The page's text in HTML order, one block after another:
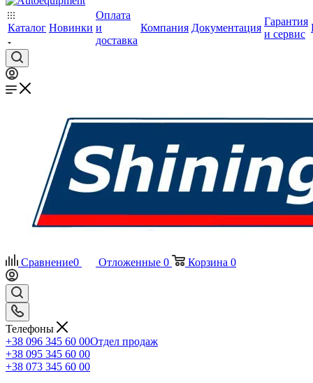
Каталог Новинки
Оплата
и
доставка
Компания Документация
Гарантия
и сервис
Сравнение0 Отложенные 0 Корзина 0
Телефоны
+38 096 345 60 00Отдел продаж
+38 095 345 60 00
+38 073 345 60 00